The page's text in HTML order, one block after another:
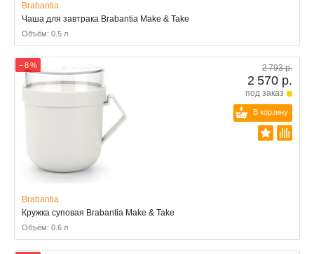
Brabantia
Чаша для завтрака Brabantia Make & Take
Объём: 0.5 л
− 8 % 2 793 р.
2 570 р.
под заказ
В корзину
Brabantia
Кружка суповая Brabantia Make & Take
Объём: 0.6 л